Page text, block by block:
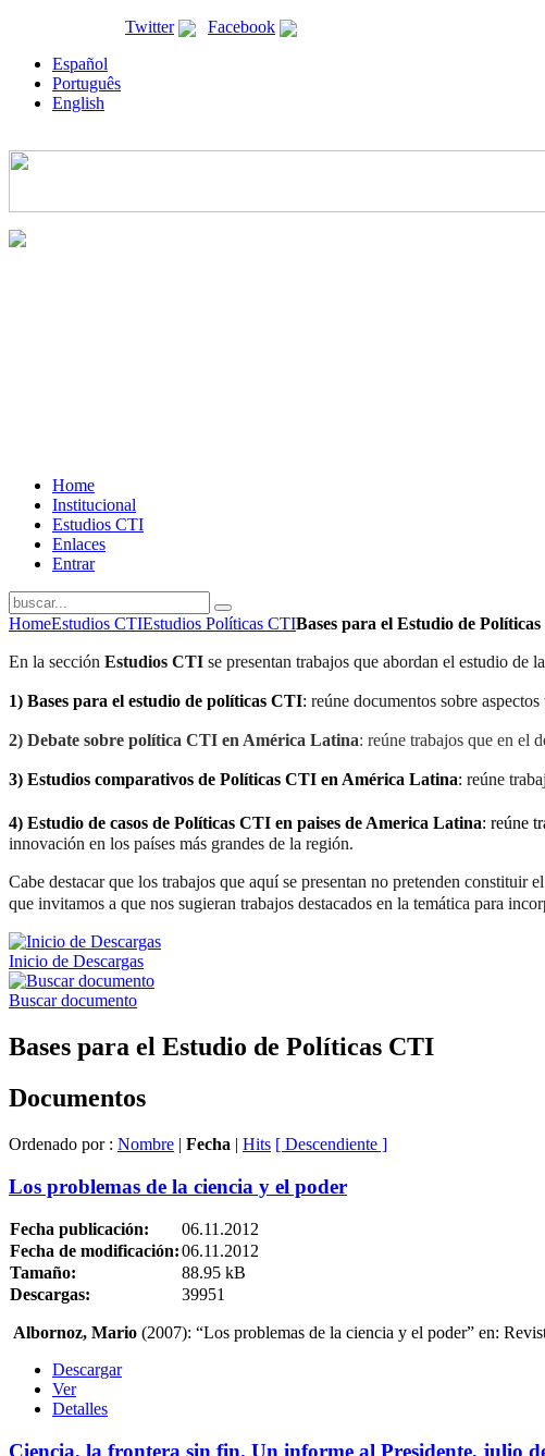
Twitter Facebook
Español
Português
English
Home
Institucional
Estudios CTI
Enlaces
Entrar
HomeEstudios CTIEstudios Políticas CTIBases para el Estudio de
En la sección Estudios CTI se presentan trabajos que abordan el estudio de
1) Bases para el estudio de políticas CTI: reúne documentos sobre
2) Debate sobre política CTI en América Latina: reúne trabajos que en el
3) Estudios comparativos de Políticas CTI en América Latina: reúne
4) Estudio de casos de Políticas CTI en paises de America Latina: reúne
innovación en los países más grandes de la región.
Cabe destacar que los trabajos que aquí se presentan no pretenden
que invitamos a que nos sugieran trabajos destacados en la temática para
Inicio de Descargas
Buscar documento
Bases para el Estudio de Políticas CTI
Documentos
Ordenado por : Nombre | Fecha | Hits [ Descendiente ]
Los problemas de la ciencia y el poder
Fecha publicación:
06.11.2012
Fecha de modificación:06.11.2012
Tamaño:
88.95 kB
Descargas:
39951
Albornoz, Mario (2007): “Los problemas de la ciencia y el poder” en:
Descargar
Ver
Detalles
Ciencia, la frontera sin fin. Un informe al Presidente, julio